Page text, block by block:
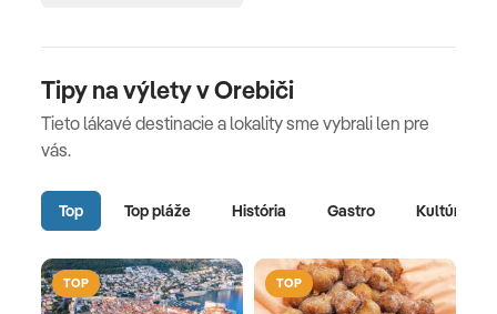
Tipy na výlety v Orebiči
Tieto lákavé destinacie a lokality sme vybrali len pre
vás.
Top Top pláže História Gastro Kultúra
TOP TOP